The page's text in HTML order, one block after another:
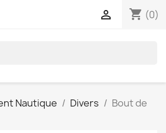
shopping_cart (0)

Nautique Divers
Bout de